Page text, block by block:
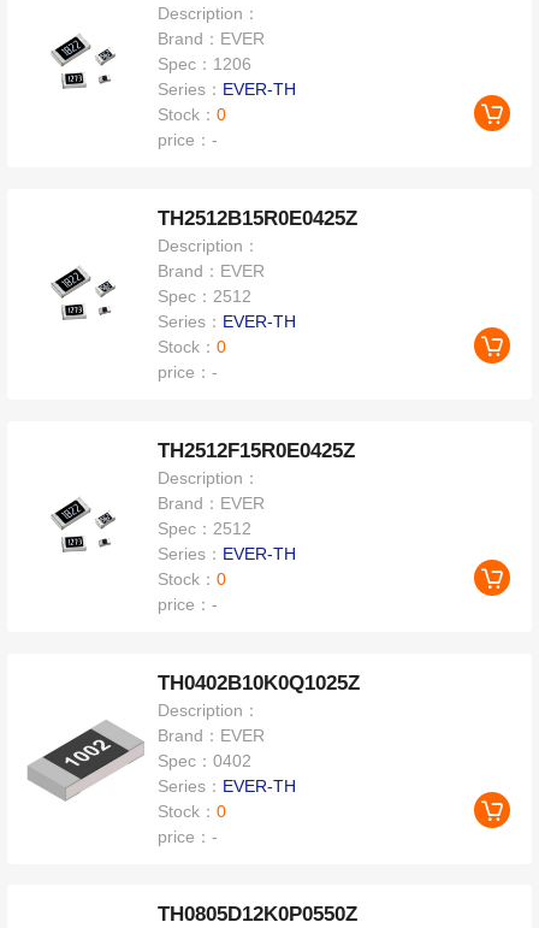
Description：
Brand： EVER
Spec： 1206
Series： EVER-TH
Stock：0
price：-
TH2512B15R0E0425Z
Description：
Brand： EVER
Spec： 2512
Series： EVER-TH
Stock：0
price：-
TH2512F15R0E0425Z
Description：
Brand： EVER
Spec： 2512
Series： EVER-TH
Stock：0
price：-
TH0402B10K0Q1025Z
Description：
Brand： EVER
Spec：0402
Series： EVER-TH
Stock：0
price：-
TH0805D12K0P0550Z